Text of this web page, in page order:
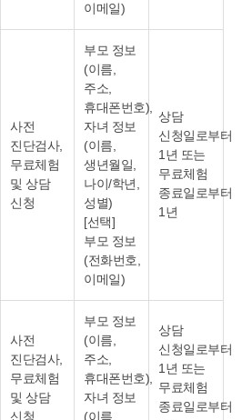
이메일)
사전
진단검사,
무료체험
및 상담
신청
부모 정보
(이름,
주소,
휴대폰번호),
자녀 정보
(이름,
생년월일,
나이/학년,
성별)
[선택]
부모 정보
(전화번호,
이메일)
상담
신청일로부터
1년 또는
무료체험
종료일로부터
1년
사전
진단검사,
무료체험
및 상담
신청
부모 정보
(이름,
주소,
휴대폰번호),
자녀 정보
(이름,
상담
신청일로부터
1년 또는
무료체험
종료일로부터